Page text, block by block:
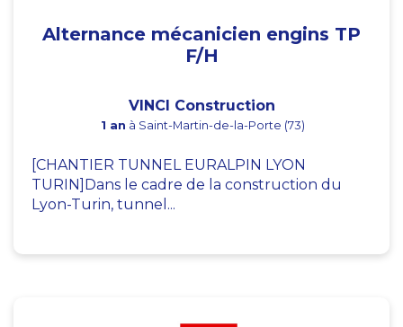
Alternance mécanicien engins TP
F/H
VINCI Construction
1 an à Saint-Martin-de-la-Porte (73)
[CHANTIER TUNNEL EURALPIN LYON
TURIN]Dans le cadre de la construction du
Lyon-Turin, tunnel...